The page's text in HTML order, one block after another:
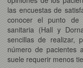
las encuestas de
conocer el punto de
sanitaria (Hall y
sencillas de realizar,
número de pacientes
suele requerir menos